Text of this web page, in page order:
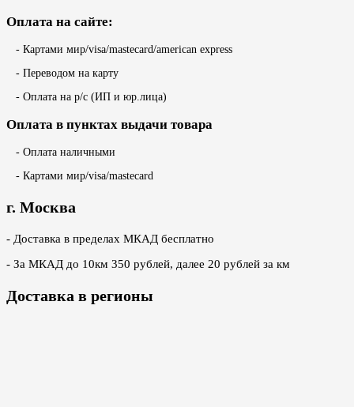
Оплата на сайте:
- Картами мир/visa/mastecard/american express
- Переводом на карту
- Оплата на р/с (ИП и юр.лица)
Оплата в пунктах выдачи товара
- Оплата наличными
- Картами мир/visa/mastecard
г. Москва
- Доставка в пределах МКАД бесплатно
- За МКАД до 10км 350 рублей, далее 20 рублей за км
Доставка в регионы